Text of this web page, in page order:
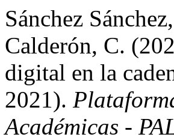
Sánchez
Calderón, C.
digital en la
2021).
Académicas -